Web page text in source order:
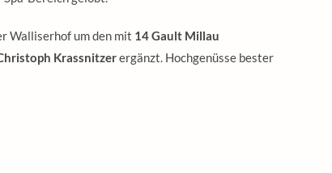
Walliserhof um den mit 14 Gault Millau
Krassnitzerergänzt. Hochgenüsse bester